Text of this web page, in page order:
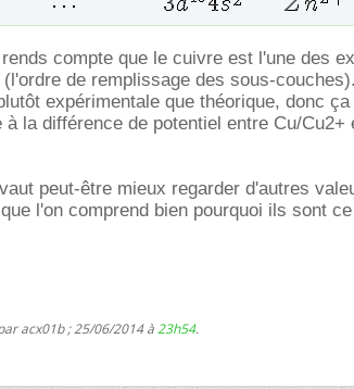
compte que le cuivre est l'une des
de remplissage des sous-
expérimentale que théorique, donc
à la différence de potentiel entre Cu/
peut-être mieux regarder d'autres
l'on comprend bien pourquoi ils sont
acx01b ; 25/06/2014 à23h54.